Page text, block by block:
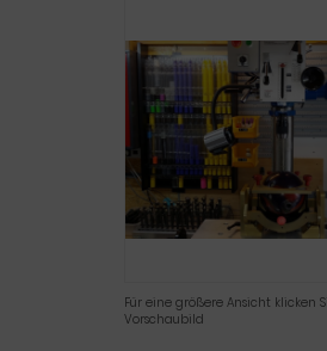
Für eine größere Ansicht klicken
Vorschaubild